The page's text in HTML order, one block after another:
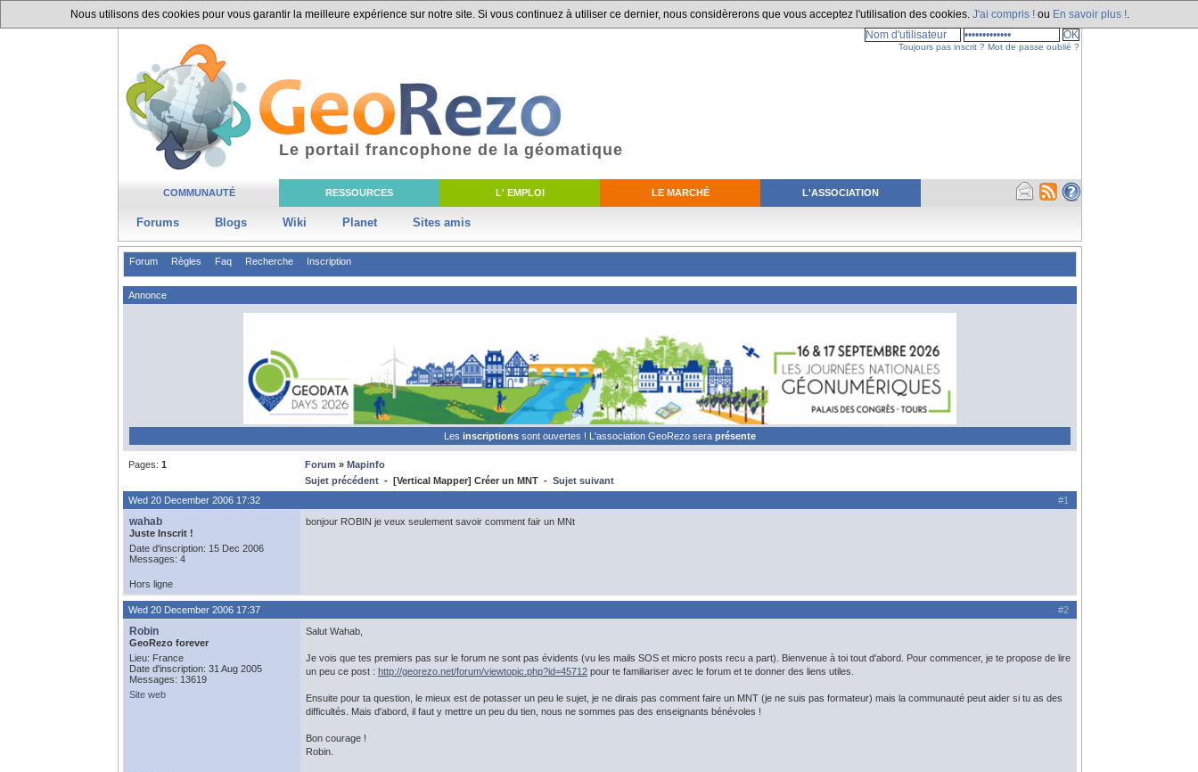
Nous utilisons des cookies pour vous garantir la meilleure expérience sur notre site. Si vous continuez à utiliser ce dernier, nous considèrerons que vous acceptez l'utilisation des cookies. J'ai compris ! ou En savoir plus !
COMMUNAUTÉ RESSOURCES L' EMPLOI LE MARCHÉ L'ASSOCIATION
Forums Blogs Wiki Planet Sites amis
Le portail francophone de la géomatique
Toujours pas inscrit ? Mot de passe oublié ?
Forum Règles Faq Recherche Inscription
Annonce
Les inscriptions sont ouvertes ! L'association GeoRezo sera présente
Pages: 1 Forum » Mapinfo
Sujet précédent - [Vertical Mapper] Créer un MNT - Sujet suivant
#1
Wed 20 December 2006 17:32
wahab
Juste Inscrit !
Date d'inscription: 15 Dec 2006
Messages: 4
bonjour ROBIN je veux seulement savoir comment fair un MNt
Hors ligne
#2
Wed 20 December 2006 17:37
Robin
GeoRezo forever
Lieu: France
Date d'inscription: 31 Aug 2005
Messages: 13619
Site web
Salut Wahab,
Je vois que tes premiers pas sur le forum ne sont pas évidents (vu les mails SOS et micro posts recu a part). Bienvenue à toi tout d'abord. Pour commencer, je te propose de lire
un peu ce post : http://georezo.net/forum/viewtopic.php?id=45712 pour te familiariser avec le forum et te donner des liens utiles.
Ensuite pour ta question, le mieux est de potasser un peu le sujet, je ne dirais pas comment faire un MNT (je ne suis pas formateur) mais la communauté peut aider si tu as des
difficultés. Mais d'abord, il faut y mettre un peu du tien, nous ne sommes pas des enseignants bénévoles !
Bon courage !
Robin.